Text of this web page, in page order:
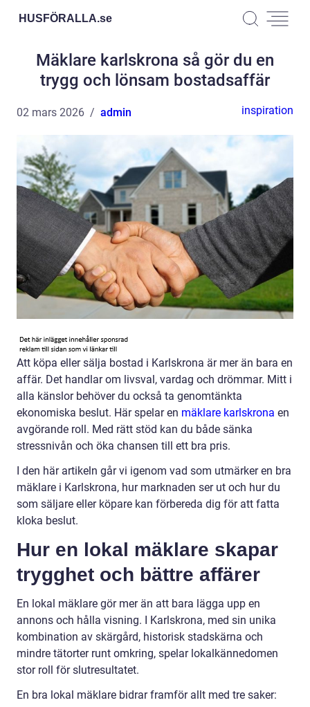
HUSFÖRALLA.se
Mäklare karlskrona så gör du en
trygg och lönsam bostadsaffär
02 mars 2026 admin inspiration
Att köpa eller sälja bostad i Karlskrona är mer än bara en
affär. Det handlar om livsval, vardag och drömmar. Mitt i
alla känslor behöver du också ta genomtänkta
ekonomiska beslut. Här spelar en mäklare karlskrona en
avgörande roll. Med rätt stöd kan du både sänka
stressnivån och öka chansen till ett bra pris.
I den här artikeln går vi igenom vad som utmärker en bra
mäklare i Karlskrona, hur marknaden ser ut och hur du
som säljare eller köpare kan förbereda dig för att fatta
kloka beslut.
Hur en lokal mäklare skapar
trygghet och bättre affärer
En lokal mäklare gör mer än att bara lägga upp en
annons och hålla visning. I Karlskrona, med sin unika
kombination av skärgård, historisk stadskärna och
mindre tätorter runt omkring, spelar lokalkännedomen
stor roll för slutresultatet.
En bra lokal mäklare bidrar framför allt med tre saker: